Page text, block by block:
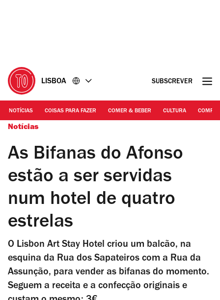
LISBOA SUBSCREVER
NOTÍCIAS COISAS PARA FAZER COMER & BEBER CULTURA
Notícias
As Bifanas do Afonso
estão a ser servidas
num hotel de quatro
estrelas
O Lisbon Art Stay Hotel criou um balcão, na
esquina da Rua dos Sapateiros com a Rua da
Assunção, para vender as bifanas do momento.
Seguem a receita e a confecção originais e